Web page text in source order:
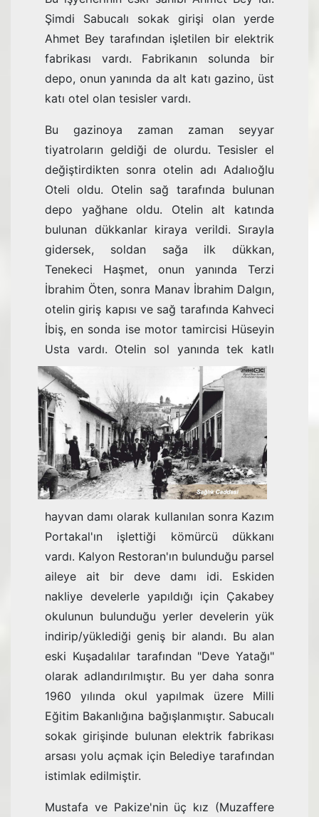
Şimdi Sabucalı sokak girişi olan yerde
Ahmet Bey tarafından işletilen bir elektrik
fabrikası vardı. Fabrikanın solunda bir
depo, onun yanında da alt katı gazino, üst
katı otel olan tesisler vardı.
Bu gazinoya zaman zaman seyyar
tiyatroların geldiği de olurdu. Tesisler el
değiştirdikten sonra otelin adı Adalıoğlu
Oteli oldu. Otelin sağ tarafında bulunan
depo yağhane oldu. Otelin alt katında
bulunan dükkanlar kiraya verildi. Sırayla
gidersek, soldan sağa ilk dükkan,
Tenekeci Haşmet, onun yanında Terzi
İbrahim Öten, sonra Manav İbrahim Dalgın,
otelin giriş kapısı ve sağ tarafında Kahveci
İbiş, en sonda ise motor tamircisi Hüseyin
Usta vardı. Otelin sol yanında tek katlı
hayvan damı olarak kullanılan sonra Kazım
Portakal'ın işlettiği kömürcü dükkanı
vardı. Kalyon Restoran'ın bulunduğu parsel
aileye ait bir deve damı idi. Eski­den
nakliye develerle yapıldığı için Çakabey
okulunun bulunduğu yerler develerin yük
indirip/yüklediği geniş bir alandı. Bu alan
eski Kuşadalılar tarafın­dan "Deve Yatağı"
olarak adlandırılmıştır. Bu yer daha sonra
1960 yılında okul yapılmak üzere Milli
Eğitim Bakanlığına bağışlanmıştır. Sabucalı
sokak girişinde bulunan elektrik fabrikası
arsası yolu açmak için Belediye tarafından
istimlak edilmiştir.
Mustafa ve Pakize'nin üç kız (Muzaffere